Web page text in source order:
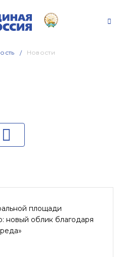
Новости
площади
новый облик благодаря